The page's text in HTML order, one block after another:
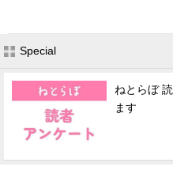
Special
ねとらぼ
ます